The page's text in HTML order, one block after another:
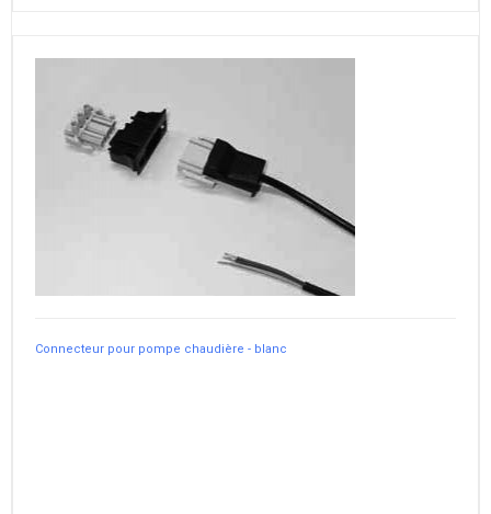
Connecteur pour pompe chaudière - blanc